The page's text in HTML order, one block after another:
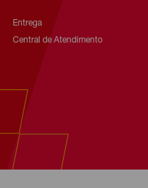
Entrega
Central de Atendimento